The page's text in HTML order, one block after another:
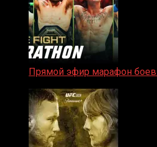
Прямой эфир марафон боев